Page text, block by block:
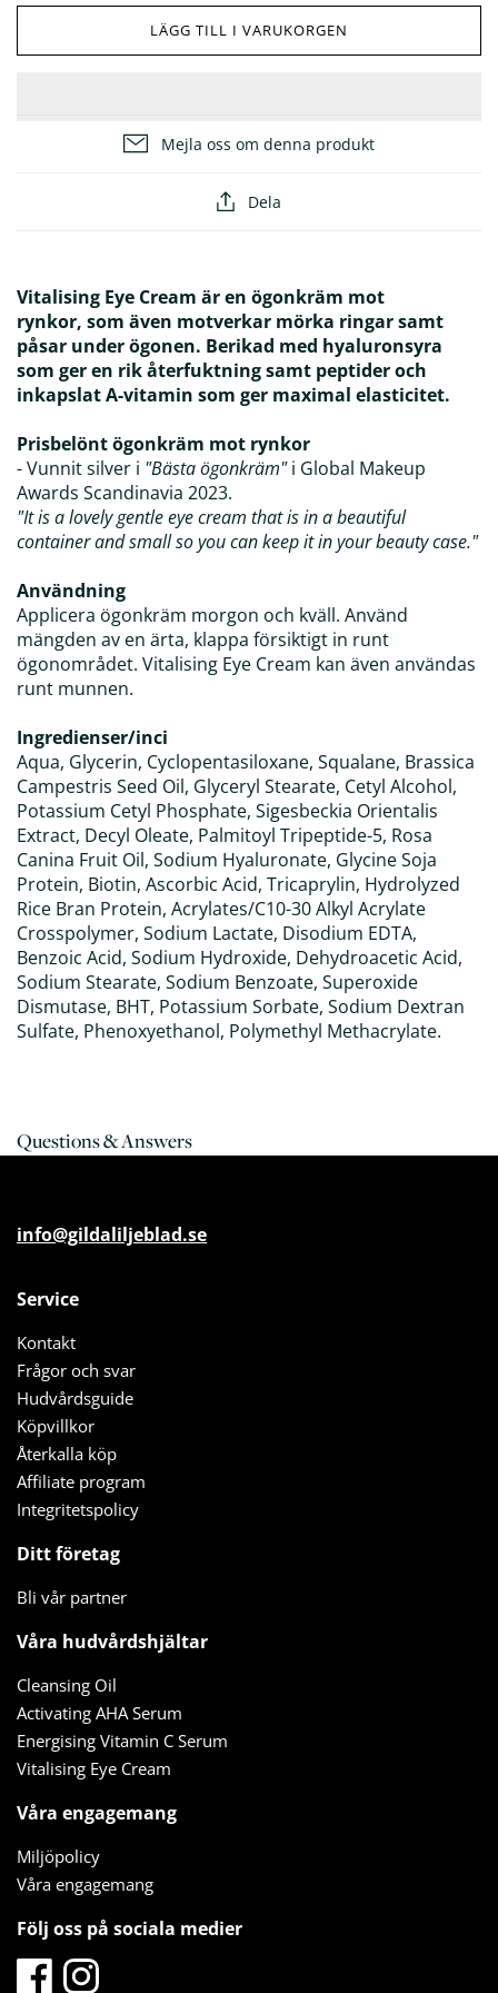
Glöm inte solskyddet! ☀️
LÄGG TILL I VARUKORGEN
Mejla oss om denna produkt
Dela
Vitalising Eye Cream är en ögonkräm mot
rynkor, som även motverkar mörka ringar samt
påsar under ögonen. Berikad med hyaluronsyra
som ger en rik återfuktning samt peptider och
inkapslat A-vitamin som ger maximal elasticitet.
Prisbelönt ögonkräm mot rynkor
- Vunnit silver i "Bästa ögonkräm"i Global Makeup
Awards Scandinavia 2023.
"It is a lovely gentle eye cream that is in a beautiful
container and small so you can keep it in your beauty case."
Användning
Applicera ögonkräm morgon och kväll. Använd
mängden av en ärta, klappa försiktigt in runt
ögonområdet. Vitalising Eye Cream kan även användas
runt munnen.
Ingredienser/inci
Aqua, Glycerin, Cyclopentasiloxane, Squalane, Brassica
Campestris Seed Oil, Glyceryl Stearate, Cetyl Alcohol,
Potassium Cetyl Phosphate, Sigesbeckia Orientalis
Extract, Decyl Oleate, Palmitoyl Tripeptide-5, Rosa
Canina Fruit Oil, Sodium Hyaluronate, Glycine Soja
Protein, Biotin, Ascorbic Acid, Tricaprylin, Hydrolyzed
Rice Bran Protein, Acrylates/C10-30 Alkyl Acrylate
Crosspolymer, Sodium Lactate, Disodium EDTA,
Benzoic Acid, Sodium Hydroxide, Dehydroacetic Acid,
Sodium Stearate, Sodium Benzoate, Superoxide
Dismutase, BHT, Potassium Sorbate, Sodium Dextran
Sulfate, Phenoxyethanol, Polymethyl Methacrylate.
Questions & Answers
info@gildaliljeblad.se
Service
Kontakt
Frågor och svar
Hudvårdsguide
Köpvillkor
Återkalla köp
Affiliate program
Integritetspolicy
Ditt företag
Bli vår partner
Våra hudvårdshjältar
Cleansing Oil
Activating AHA Serum
Energising Vitamin C Serum
Vitalising Eye Cream
Våra engagemang
Miljöpolicy
Våra engagemang
Följ oss på sociala medier